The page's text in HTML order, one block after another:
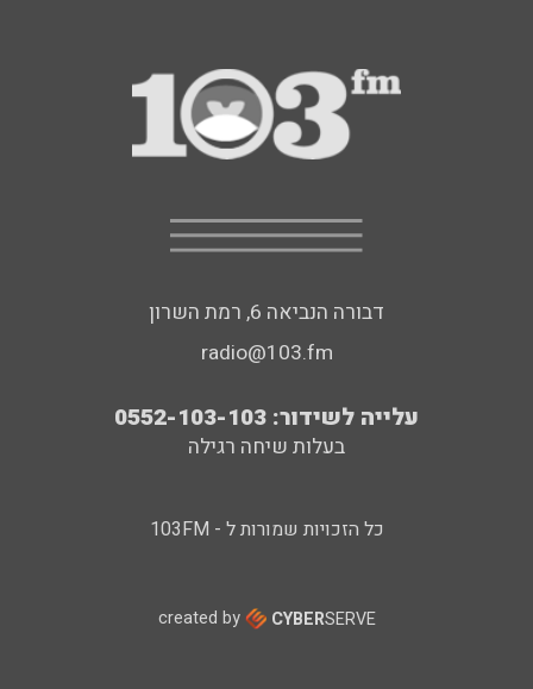
דבורה הנביאה 6, רמת השרון
radio@103.fm
עלייה לשידור: 0552-103-103
בעלות שיחה רגילה
כל הזכויות שמורות ל - 103FM
created by CYBERSERVE